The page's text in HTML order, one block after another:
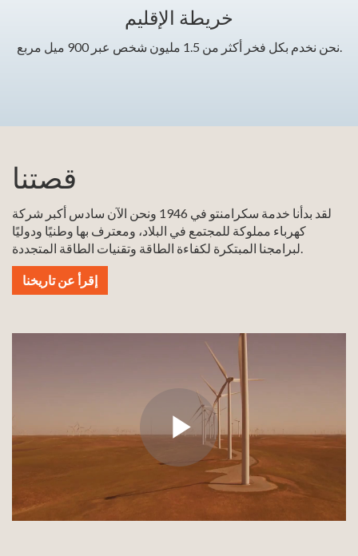
خريطة الإقليم
نحن نخدم بكل فخر أكثر من 1.5 مليون شخص عبر 900 ميل مربع.
قصتنا
لقد بدأنا خدمة سكرامنتو في 1946 ونحن الآن سادس أكبر شركة
كهرباء مملوكة للمجتمع في البلاد، ومعترف بها وطنيًا ودوليًا
لبرامجنا المبتكرة لكفاءة الطاقة وتقنيات الطاقة المتجددة.
إقرأ عن تاريخنا